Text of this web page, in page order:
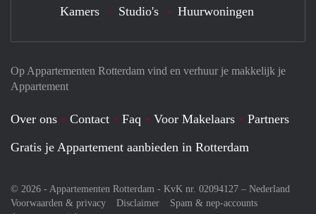
Op Appartementen Rotterdam vind en verhuur je makkelijk je
Appartement
Over ons Contact Faq Voor Makelaars
Partners
Gratis je Appartement aanbieden in Rotterdam
© 2026 - Appartementen Rotterdam - KvK nr. 02094127 – Nederland
Voorwaarden & privacy
Disclaimer
Spam & nep-accounts
Kamers Studio's Huurwoningen